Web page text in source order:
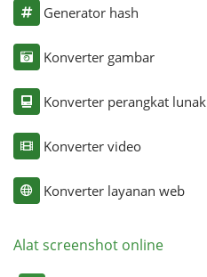
Generator hash
Konverter gambar
Konverter perangkat lunak
Konverter video
Konverter layanan web
Alat screenshot online